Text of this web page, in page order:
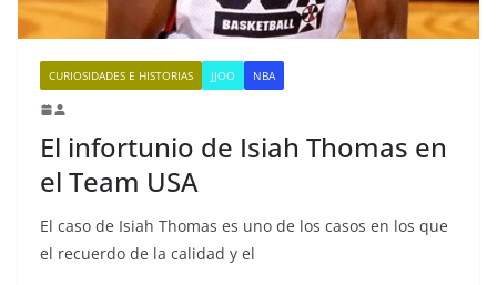
CURIOSIDADES E HISTORIAS JJOO NBA
El infortunio de Isiah Thomas en
el Team USA
El caso de Isiah Thomas es uno de los casos en los que
el recuerdo de la calidad y el